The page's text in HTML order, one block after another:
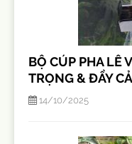
BỘ CÚP PHA LÊ
TRỌNG & ĐẦY
14/10/2025